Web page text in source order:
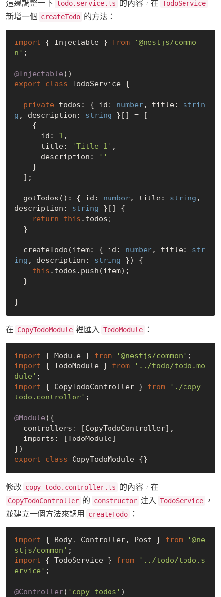
這邊調整一下 todo.service.ts 的內容，在 TodoService
新增一個 createTodo 的方法：
import { Injectable } from
'@nestjs/commo
n' ;
@Injectable
export
class TodoService {
private todos: { id: number, title: strin
g , description: string }[] = [
      id:
1 ,
      title:
'Title 1' ,
      description:
''
  getTodos(): { id:
number, title: string ,
description: string }[] {
return
this .todos;
  createTodo(item: { id:
number, title: str
ing , description: string }) {
this .todos.push(item);
在 CopyTodoModule 裡匯入 TodoModule ：
import { Module } from '@nestjs/common'
import { TodoModule } from
'../todo/todo.mo
dule'
import { CopyTodoController } from
'./copy-
todo.controller' ;
@Module ({
export
class
修改 copy-todo.controller.ts 的內容，在
CopyTodoController 的 constructor 注入 TodoService
，
並建立一個方法來調用 createTodo ：
import { Body, Controller, Post } from
'@ne
stjs/common'
import { TodoService } from
'../todo/todo.s
ervice' ;
@Controller( 'copy-todos'